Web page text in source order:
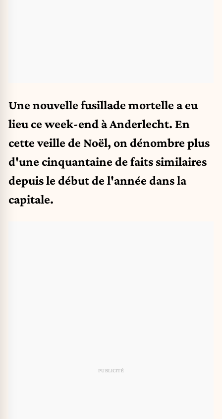
Une nouvelle fusillade mortelle a eu
lieu ce week-end à Anderlecht. En
cette veille de Noël, on dénombre plus
d'une cinquantaine de faits similaires
depuis le début de l'année dans la
capitale.